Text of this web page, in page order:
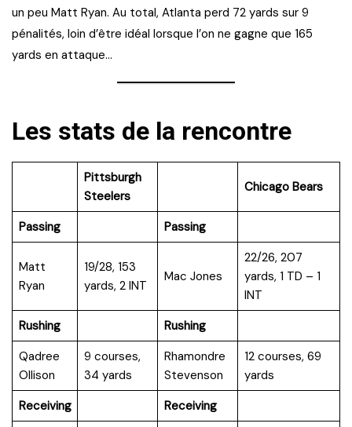
un peu Matt Ryan. Au total, Atlanta perd 72 yards sur 9
pénalités, loin d’être idéal lorsque l’on ne gagne que 165
yards en attaque…
Les stats de la rencontre
Pittsburgh
Steelers
Chicago Bears
Passing Passing
Matt
Ryan
19/28, 153
yards, 2 INT
Mac Jones
22/26, 207
yards, 1 TD – 1
INT
Rushing
Rushing
Qadree
Ollison
9 courses,
34 yards
Rhamondre
Stevenson
12 courses, 69
yards
Receiving
Receiving